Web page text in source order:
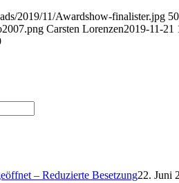
2019/11/Awardshow-finalister.jpg
Carsten Lorenzen2019-11-21
– Reduzierte Besetzung22. Juni